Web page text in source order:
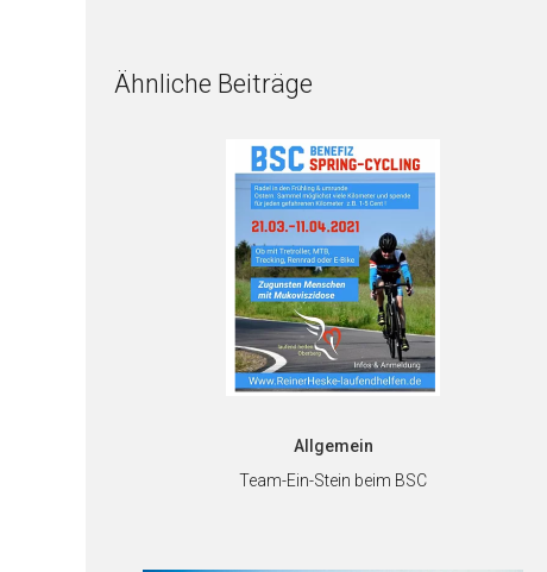
Ähnliche Beiträge
Allgemein
Team-Ein-Stein beim BSC